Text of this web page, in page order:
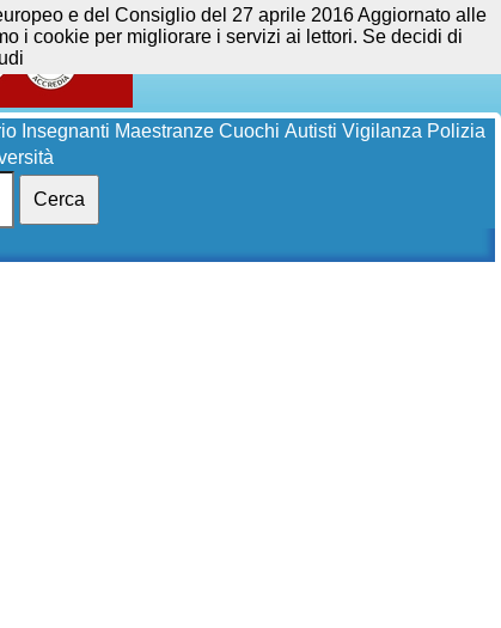
Insegnanti Maestranze Cuochi Autisti Vigilanza Polizia
Cerca
e del Consiglio del 27 aprile 2016 Aggiornato alle
i cookie per migliorare i servizi ai lettori. Se decidi di